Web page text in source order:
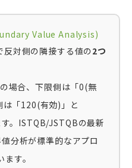
Value Analysis)
対側の隣接する値の2つ
場合、下限側は「0(無
「120(有効)」と
。ISTQB/JSTQBの最新
分析が標準的なアプロ
す。